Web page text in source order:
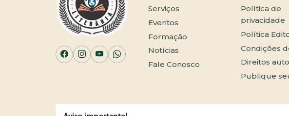
Serviços
Eventos
Formação
Notícias
Fale Conosco
Política de
privacidade
Política
Condições
Direitos
Publique